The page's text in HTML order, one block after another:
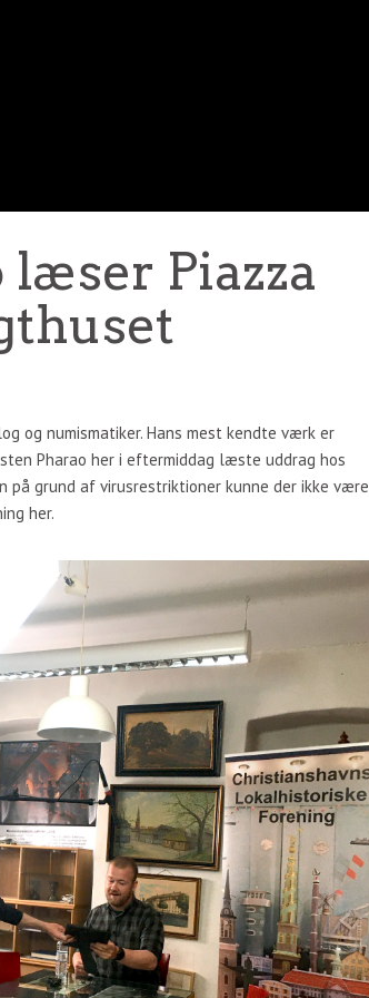
Piazza
og numismatiker. Hans mest kendte værk er
Pharao her i eftermiddag læste uddrag hos
på grund af virusrestriktioner kunne der ikke være
her.